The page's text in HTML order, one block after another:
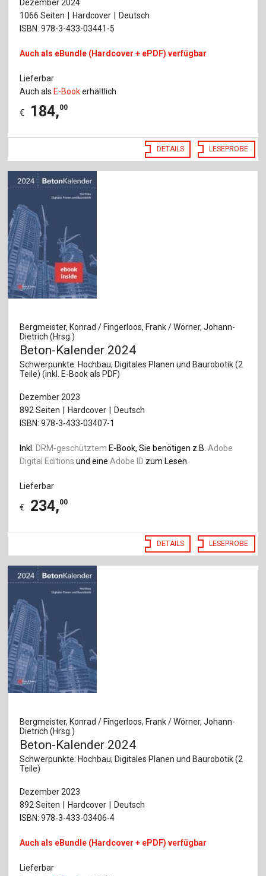
Dezember 2024
1066 Seiten
Hardcover
Deutsch
ISBN: 978-3-433-03441-5
Auch als eBundle (Hardcover + ePDF) verfügbar
Lieferbar
Auch als E-Bookerhältlich
€ 184,00
DETAILS LESEPROBE
Bergmeister, Konrad / Fingerloos, Frank / Wörner, Johann-
Dietrich (Hrsg.)
Beton-Kalender 2024
Schwerpunkte: Hochbau; Digitales Planen und Baurobotik (2
Teile) (inkl. E-Book als PDF)
Dezember 2023
892 Seiten
Hardcover
Deutsch
ISBN: 978-3-433-03407-1
Inkl. DRM-geschütztem E-Book, Sie benötigen z.B.Adobe
Digital Editions und eineAdobe ID zum Lesen.
Lieferbar
€ 234,00
DETAILS LESEPROBE
Bergmeister, Konrad / Fingerloos, Frank / Wörner, Johann-
Dietrich (Hrsg.)
Beton-Kalender 2024
Schwerpunkte: Hochbau; Digitales Planen und Baurobotik (2
Teile)
Dezember 2023
892 Seiten
Hardcover
Deutsch
ISBN: 978-3-433-03406-4
Auch als eBundle (Hardcover + ePDF) verfügbar
Lieferbar